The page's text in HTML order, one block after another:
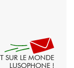
SUR LE MONDE
LUSOPHONE !